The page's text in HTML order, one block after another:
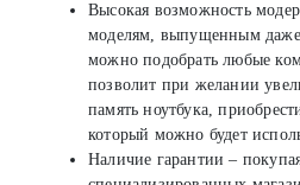
Высокая возможность
моделям, выпущенным даже
можно подобрать любые
позволит при желании
память ноутбука,
который можно будет
Наличие гарантии –